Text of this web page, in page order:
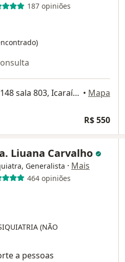
187 opiniões
Rua Gaviao Peixoto, 148 sala 803, Icaraí, Niterói • Mapa
R$ 550
Liuana Carvalho
Generalista · Mais
464 opiniões
(NÃO
a pessoas